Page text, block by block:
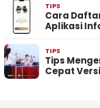
TIPS
Cara
Aplikasi
TIPS
Tips
Cepat